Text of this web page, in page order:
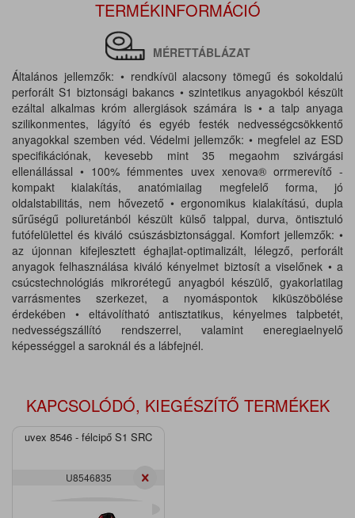
TERMÉKINFORMÁCIÓ
MÉRETTÁBLÁZAT
Általános jellemzők: • rendkívül alacsony tömegű és sokoldalú
perforált S1 biztonsági bakancs • szintetikus anyagokból készült
ezáltal alkalmas króm allergiások számára is • a talp anyaga
szilikonmentes, lágyító és egyéb festék nedvességcsökkentő
anyagokkal szemben véd. Védelmi jellemzők: • megfelel az ESD
specifikációnak, kevesebb mint 35 megaohm szivárgási
ellenállással • 100% fémmentes uvex xenova® orrmerevítő -
kompakt kialakítás, anatómiailag megfelelő forma, jó
oldalstabilitás, nem hővezető • ergonomikus kialakítású, dupla
sűrűségű poliuretánból készült külső talppal, durva, öntisztuló
futófelülettel és kiváló csúszásbiztonsággal. Komfort jellemzők: •
az újonnan kifejlesztett éghajlat-optimalizált, lélegző, perforált
anyagok felhasználása kiváló kényelmet biztosít a viselőnek • a
csúcstechnológiás mikrorétegű anyagból készülő, gyakorlatilag
varrásmentes szerkezet, a nyomáspontok kiküszöbölése
érdekében • eltávolítható antisztatikus, kényelmes talpbetét,
nedvességszállító rendszerrel, valamint eneregiaelnyelő
képességgel a saroknál és a lábfejnél.
KAPCSOLÓDÓ, KIEGÉSZÍTŐ TERMÉKEK
uvex 8546 - félcipő S1 SRC
U8546835